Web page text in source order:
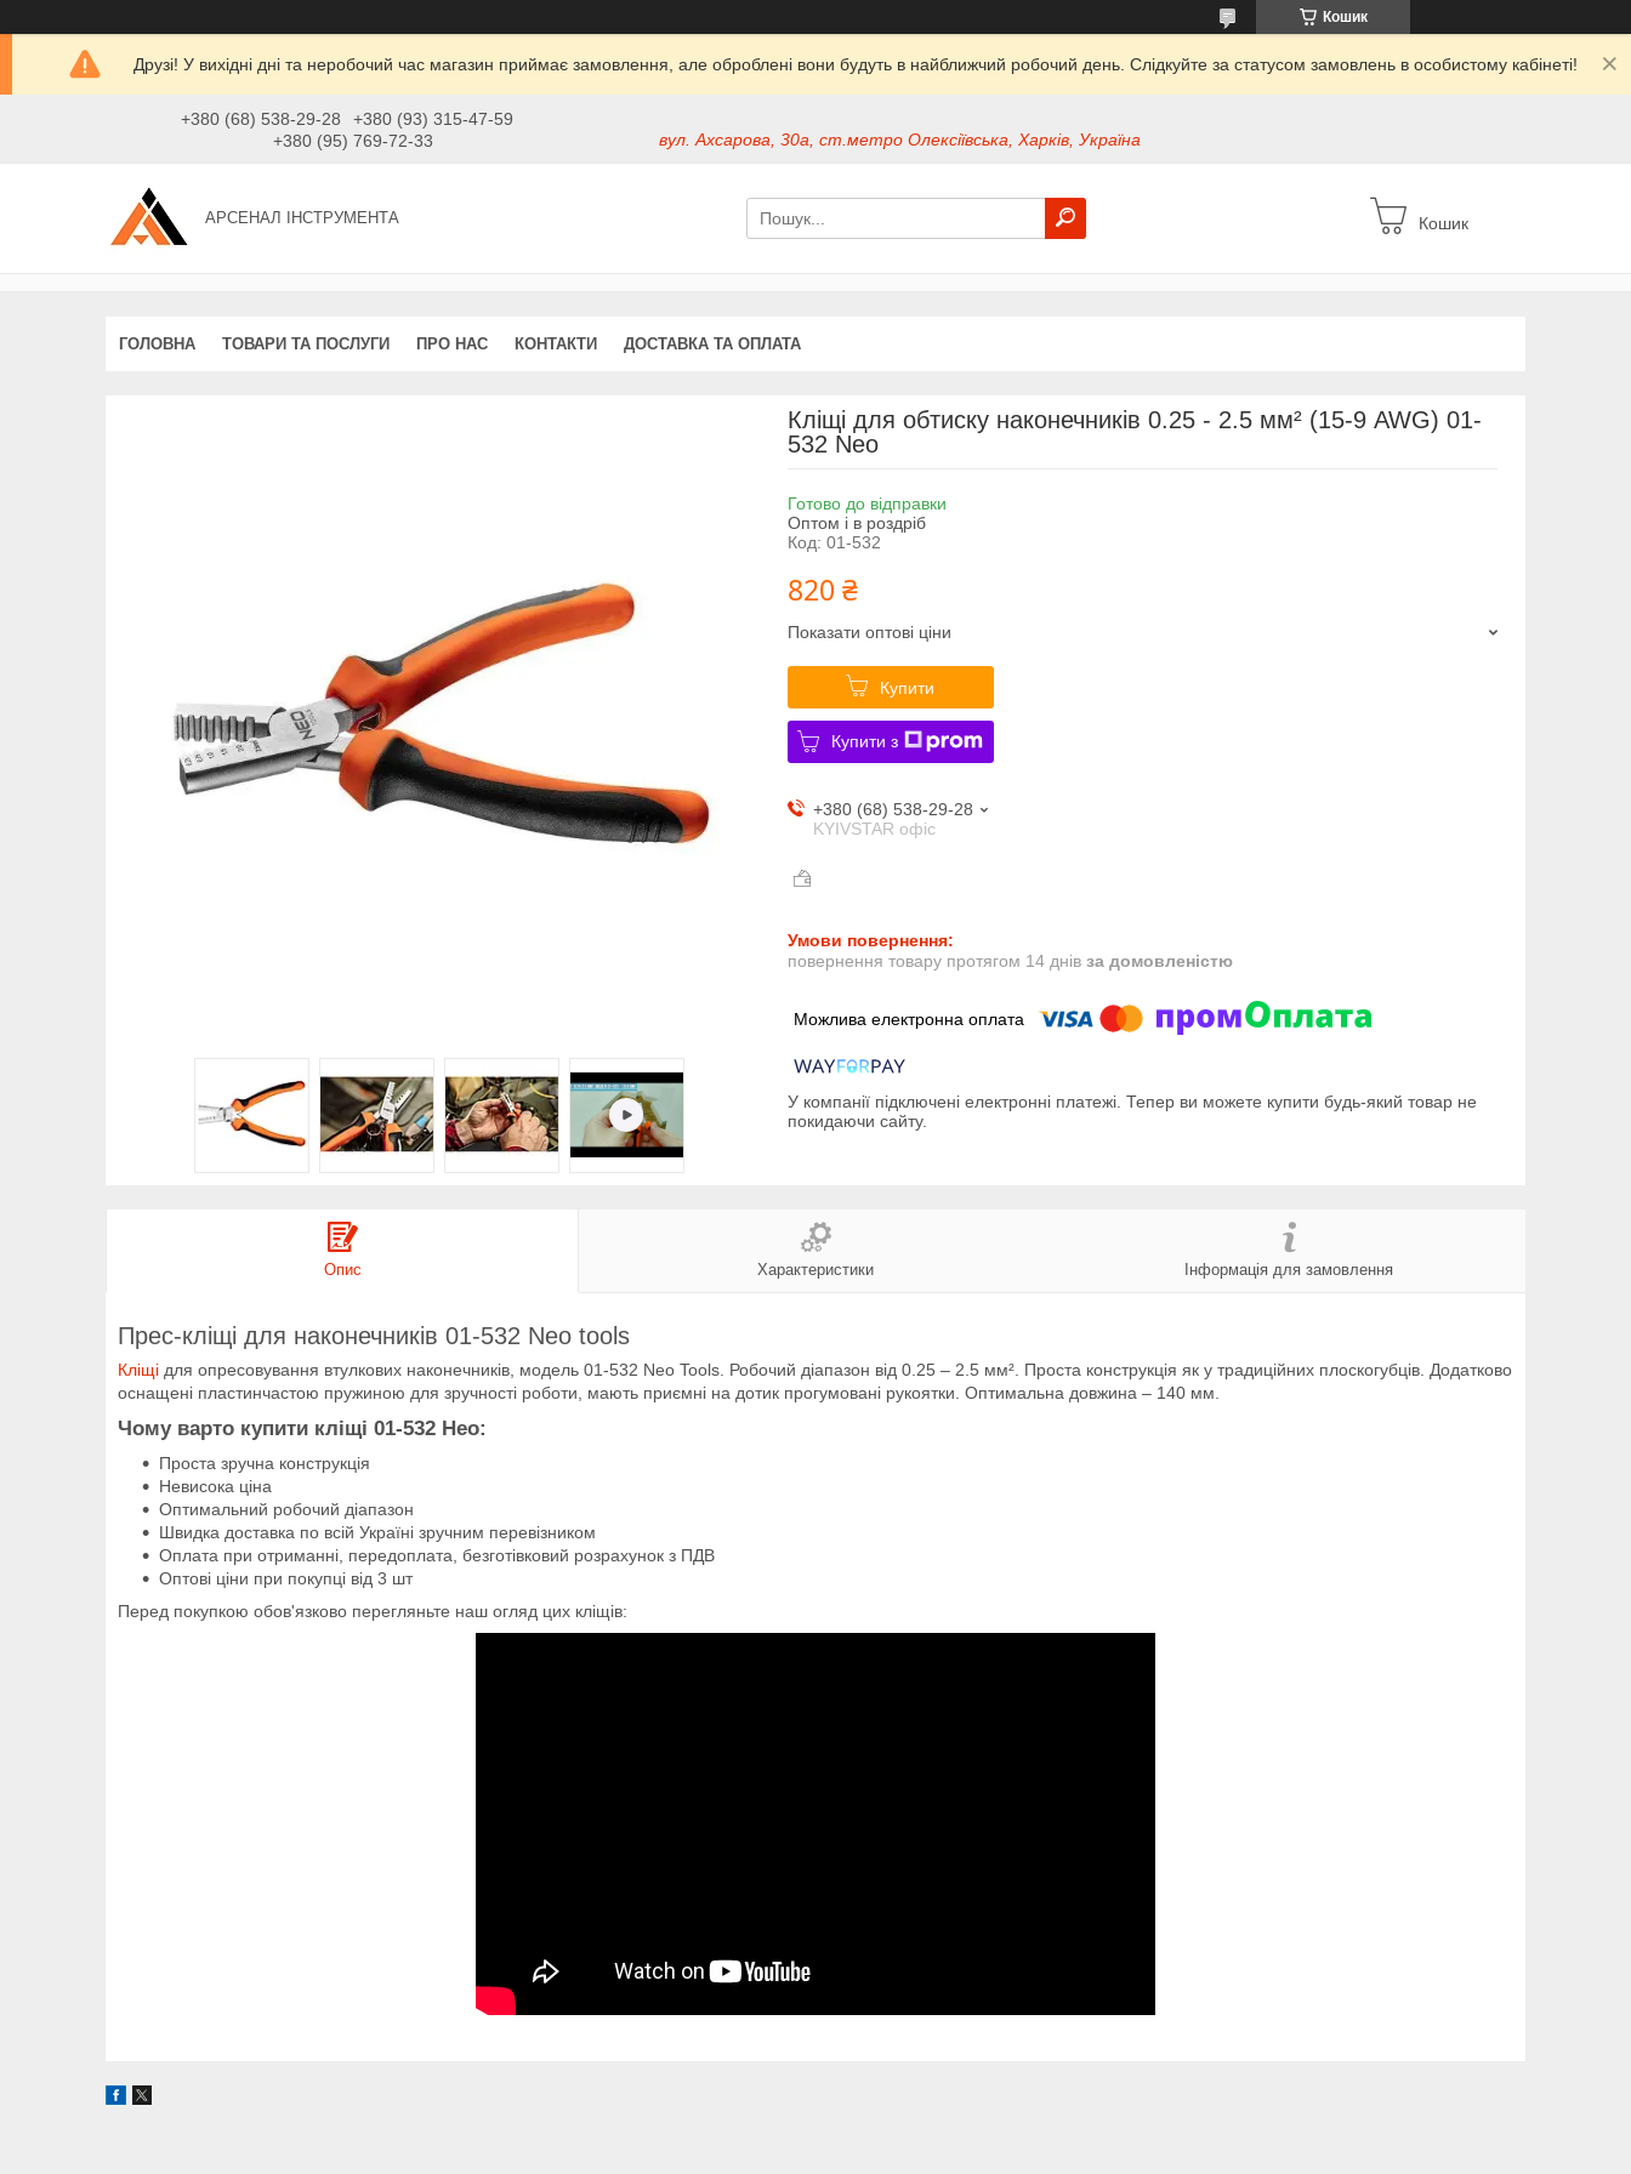
Кошик
Друзі! У вихідні дні та неробочий час магазин приймає замовлення, але оброблені вони будуть в найближчий робочий день. Слідкуйте за статусом замовлень в особистому кабінеті!
+380 (68) 538-29-28
+380 (93) 315-47-59
+380 (95) 769-72-33
вул. Ахсарова, 30а, ст.метро Олексіївська, Харків, Україна
АРСЕНАЛ ІНСТРУМЕНТА Кошик
ГОЛОВНА ТОВАРИ ТА ПОСЛУГИ ПРО НАС КОНТАКТИ ДОСТАВКА ТА ОПЛАТА
Кліщі для обтиску наконечників 0.25 - 2.5 мм² (15-9 AWG) 01-
532 Neo
Готово до відправки
Оптом і в роздріб
Код: 01-532
820 ₴
Показати оптові ціни
Купити
Купити з
+380 (68) 538-29-28
KYIVSTAR офіс
повернення товару протягом 14 днів за домовленістю
У компанії підключені електронні платежі. Тепер ви можете купити будь-який товар не
покидаючи сайту.
Опис Характеристики Інформація для замовлення
Прес-кліщі для наконечників 01-532 Neo tools
Кліщі для опресовування втулкових наконечників, модель 01-532 Neo Tools. Робочий діапазон від 0.25 – 2.5 мм². Проста конструкція як у традиційних плоскогубців. Додатково
оснащені пластинчастою пружиною для зручності роботи, мають приємні на дотик прогумовані рукоятки. Оптимальна довжина – 140 мм.
Чому варто купити кліщі 01-532 Нео:
Проста зручна конструкція
Невисока ціна
Оптимальний робочий діапазон
Швидка доставка по всій Україні зручним перевізником
Оплата при отриманні, передоплата, безготівковий розрахунок з ПДВ
Оптові ціни при покупці від 3 шт
Перед покупкою обов'язково перегляньте наш огляд цих кліщів: